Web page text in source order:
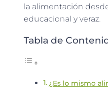
la alimentación
educacional y veraz.
Tabla de
¿Es lo mismo